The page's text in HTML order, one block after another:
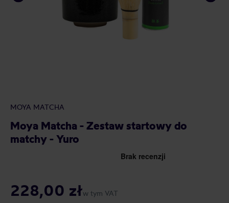
MOYA MATCHA
Moya Matcha - Zestaw startowy do
matchy - Yuro
228,00 złw tym VAT